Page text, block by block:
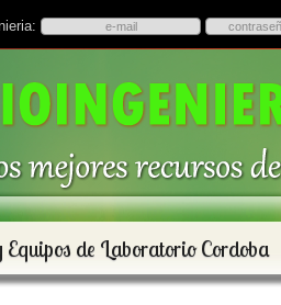
de Laboratorio Cordoba